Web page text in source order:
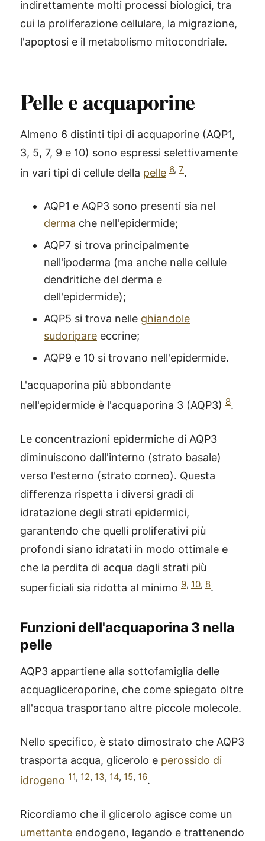
indirettamente molti processi biologici, tra
cui la proliferazione cellulare, la migrazione,
l'apoptosi e il metabolismo mitocondriale.
Pelle e acquaporine
Almeno 6 distinti tipi di acquaporine (AQP1,
3, 5, 7, 9 e 10) sono espressi selettivamente
in vari tipi di cellule della pelle 6, 7.
AQP1 e AQP3 sono presenti sia nel
derma che nell'epidermide;
AQP7 si trova principalmente
nell'ipoderma (ma anche nelle cellule
dendritiche del derma e
dell'epidermide);
AQP5 si trova nelle ghiandole
sudoripare eccrine;
AQP9 e 10 si trovano nell'epidermide.
L'acquaporina più abbondante
nell'epidermide è l'acquaporina 3 (AQP3) 8.
Le concentrazioni epidermiche di AQP3
diminuiscono dall'interno (strato basale)
verso l'esterno (strato corneo). Questa
differenza rispetta i diversi gradi di
idratazione degli strati epidermici,
garantendo che quelli proliferativi più
profondi siano idratati in modo ottimale e
che la perdita di acqua dagli strati più
superficiali sia ridotta al minimo 9, 10, 8.
Funzioni dell'acquaporina 3 nella
pelle
AQP3 appartiene alla sottofamiglia delle
acquagliceroporine, che come spiegato oltre
all'acqua trasportano altre piccole molecole.
Nello specifico, è stato dimostrato che AQP3
trasporta acqua, glicerolo e perossido di
idrogeno 11, 12, 13, 14, 15, 16.
Ricordiamo che il glicerolo agisce come un
umettante endogeno, legando e trattenendo